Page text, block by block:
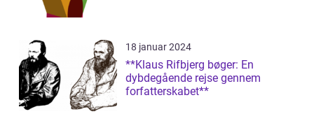
18 januar 2024
**Klaus Rifbjerg bøger: En
dybdegående rejse gennem
forfatterskabet**